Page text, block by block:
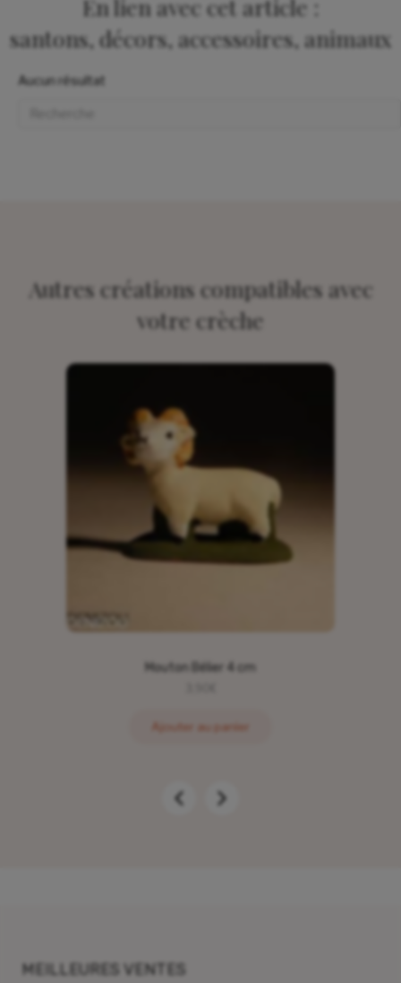
En lien avec cet article :
santons, décors, accessoires, animaux
Aucun résultat
Autres créations compatibles avec
votre crèche
Mouton Bélier 4 cm
Ajouter au panier
MEILLEURES VENTES